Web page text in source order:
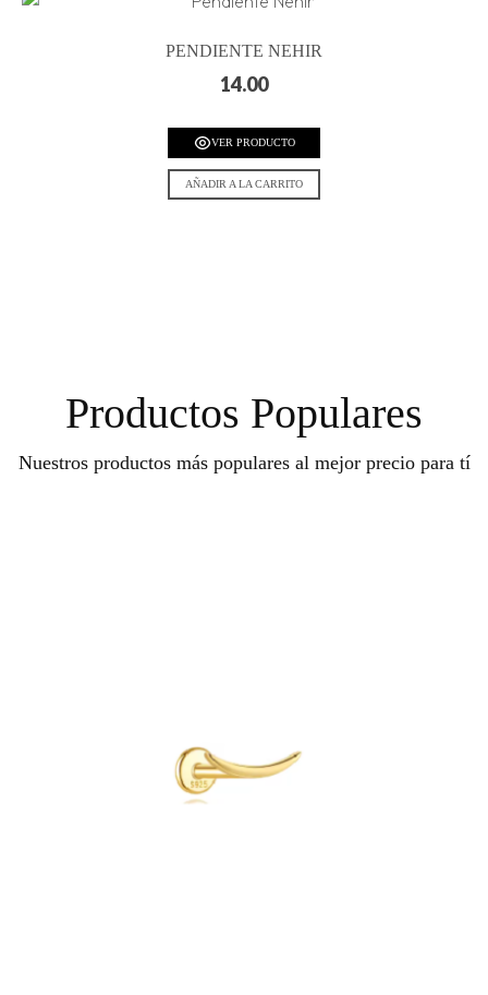
PENDIENTE NEHIR
14.00
VER PRODUCTO
AÑADIR A LA CARRITO
Productos Populares
Nuestros productos más populares al mejor precio para tí